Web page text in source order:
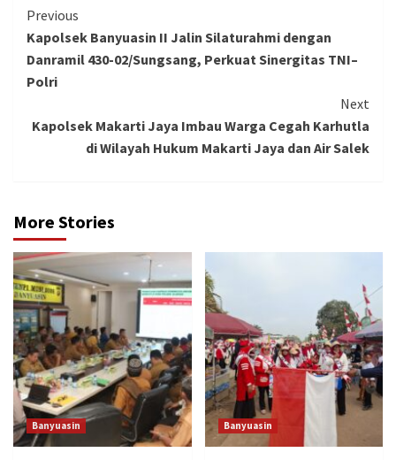
Continue
Reading
Previous
Kapolsek Banyuasin II Jalin Silaturahmi dengan
Danramil 430-02/Sungsang, Perkuat Sinergitas TNI–
Polri
Next
Kapolsek Makarti Jaya Imbau Warga Cegah Karhutla
di Wilayah Hukum Makarti Jaya dan Air Salek
More Stories
Banyuasin Banyuasin